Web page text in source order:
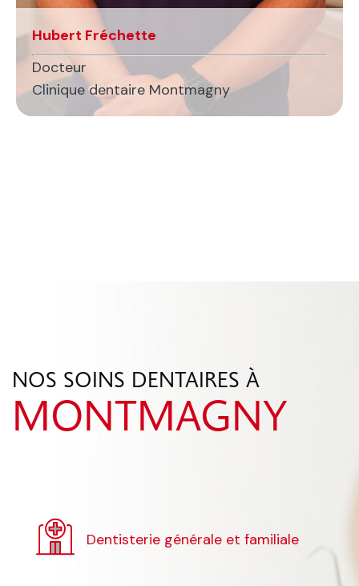
Hubert Fréchette
Docteur
Clinique dentaire Montmagny
NOS SOINS DENTAIRES À
MONTMAGNY
Dentisterie générale et familiale